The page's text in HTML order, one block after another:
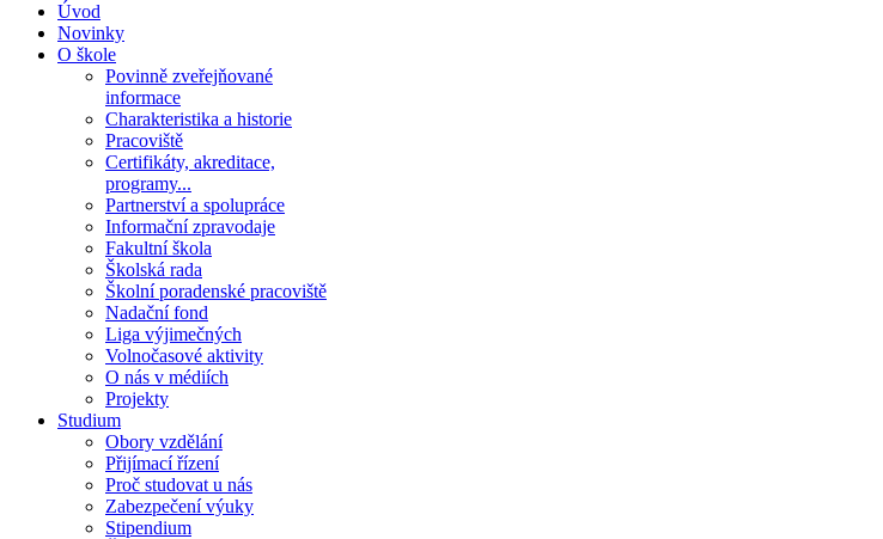
Úvod
Novinky
O škole
Povinně zveřejňované
informace
Charakteristika a historie
Pracoviště
Certifikáty, akreditace,
programy...
Partnerství a spolupráce
Informační zpravodaje
Fakultní škola
Školská rada
Školní poradenské pracoviště
Nadační fond
Liga výjimečných
Volnočasové aktivity
O nás v médiích
Projekty
Studium
Obory vzdělání
Přijímací řízení
Proč studovat u nás
Zabezpečení výuky
Stipendium